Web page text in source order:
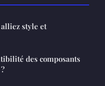
style et
des composants